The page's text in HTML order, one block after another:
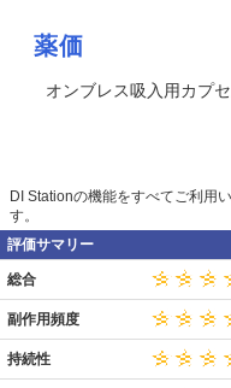
薬価
オンブレス吸入用カプ
DI Stationの機能をすべてご利用い
す。
評価サマリー
総合
副作用頻度
持続性